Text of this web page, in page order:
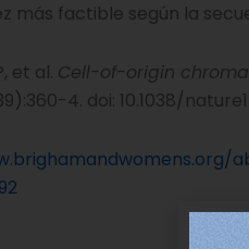
más factible según la
et al. Cell-of-origin
4. doi: 10.1038/